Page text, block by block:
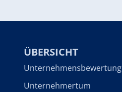
ÜBERSICHT
Unternehmensbewertung
Unternehmertum